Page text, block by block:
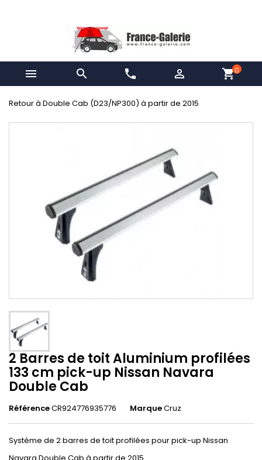
  phone  shopping_cart0
Retour à Double Cab (D23/NP300) à partir de 2015
2 Barres de toit Aluminium profilées
133 cm pick-up Nissan Navara
Double Cab
RéférenceCR924776935776 MarqueCruz
Système de 2 barres de toit profilées pour pick-up Nissan